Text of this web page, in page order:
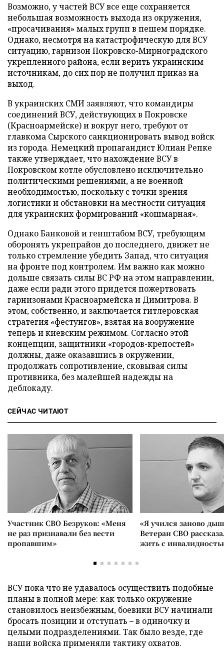
Возможно, у частей ВСУ все еще сохраняется
небольшая возможность выхода из окружения,
«просачивания» малых групп в пешем порядке.
Однако, несмотря на катастрофическую для ВСУ
ситуацию, гарнизон Покровско-Мирноградского
укрепленного района, если верить украинским
источникам, до сих пор не получил приказ на
выход.
В украинских СМИ заявляют, что командиры
соединений ВСУ, действующих в Покровске
(Красноармейске) и вокруг него, требуют от
главкома Сырского санкционировать вывод войск
из города. Немецкий пропагандист Юлиан Репке
также утверждает, что нахождение ВСУ в
Покровском котле обусловлено исключительно
политическими решениями, а не военной
необходимостью, поскольку с точки зрения
логистики и обстановки на местности ситуация
для украинских формирований «кошмарная».
Однако Банковой и генштабом ВСУ, требующим
оборонять укрепрайон до последнего, движет не
только стремление убедить Запад, что ситуация
на фронте под контролем. Им важно как можно
дольше связать силы ВС РФ на этом направлении,
даже если ради этого придется пожертвовать
гарнизонами Красноармейска и Димитрова. В
этом, собственно, и заключается гитлеровская
стратегия «фестунгов», взятая на вооружение
теперь и киевским режимом. Согласно этой
концепции, защитники «городов-крепостей»
должны, даже оказавшись в окружении,
продолжать сопротивление, сковывая силы
противника, без малейшей надежды на
деблокаду.
СЕЙЧАС ЧИТАЮТ
Участник СВО Безруков: «Меня
не раз признавали без вести
пропавшим»
«Я учился заново
Ветеран СВО
жить с
ВСУ пока что не удавалось осуществить подобные
планы в полной мере: как только окружение
становилось неизбежным, боевики ВСУ начинали
бросать позиции и отступать – в одиночку и
целыми подразделениями. Так было везде, где
наши войска применяли тактику охватов.